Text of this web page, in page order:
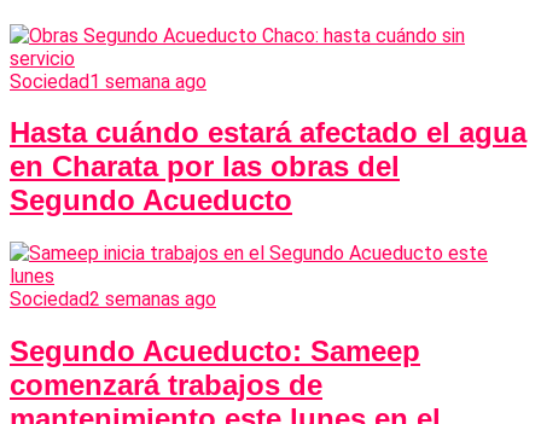
Sociedad1 semana ago
Hasta cuándo estará afectado el agua
en Charata por las obras del
Segundo Acueducto
Sociedad2 semanas ago
Segundo Acueducto: Sameep
comenzará trabajos de